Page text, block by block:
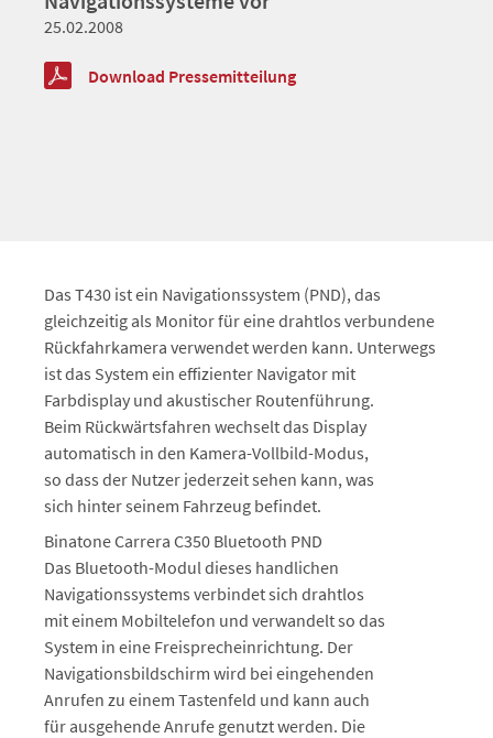
25.02.2008
Download Pressemitteilung
Das T430 ist ein Navigationssystem (PND), das
gleichzeitig als Monitor für eine drahtlos verbundene
Rückfahrkamera verwendet werden kann. Unterwegs
ist das System ein effizienter Navigator mit
Farbdisplay und akustischer Routenführung.
Beim Rückwärtsfahren wechselt das Display
automatisch in den Kamera-Vollbild-Modus,
so dass der Nutzer jederzeit sehen kann, was
sich hinter seinem Fahrzeug befindet.
Binatone Carrera C350 Bluetooth PND
Das Bluetooth-Modul dieses handlichen
Navigationssystems verbindet sich drahtlos
mit einem Mobiltelefon und verwandelt so das
System in eine Freisprecheinrichtung. Der
Navigationsbildschirm wird bei eingehenden
Anrufen zu einem Tastenfeld und kann auch
für ausgehende Anrufe genutzt werden. Die